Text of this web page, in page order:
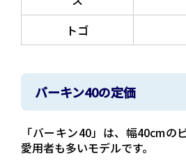
トゴ
バーキン40の定価
「バーキン40」は、幅40cmの
愛用者も多いモデルです。